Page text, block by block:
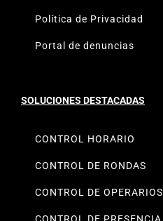
Política de Privacidad
Portal de denuncias
SOLUCIONES DESTACADAS
CONTROL HORARIO
CONTROL DE RONDAS
CONTROL DE OPERARIOS